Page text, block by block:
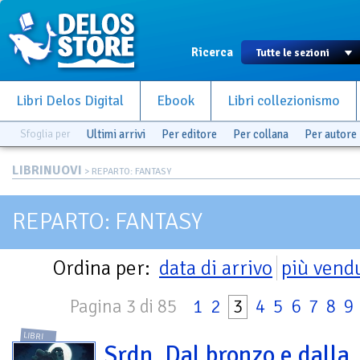
Ricerca
Libri Delos Digital Ebook Libri collezionismo
Sfoglia per Ultimi arrivi Per editore Per collana Per autore
LIBRINUOVI > REPARTO: FANTASY
REPARTO: FANTASY
Ordina per: data di arrivo più
Pagina 3 di 85 1 2 3 4 5 6 7 8 9
LIBRI